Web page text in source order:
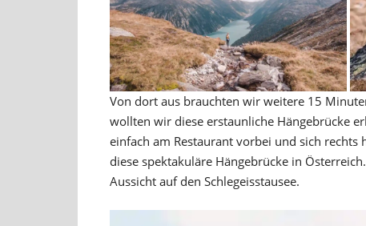
Von dort aus brauchten wir weitere 15
wollten wir diese erstaunliche Hängebrücke
einfach am Restaurant vorbei und sich
diese spektakuläre Hängebrücke in
Aussicht auf den Schlegeisstausee.